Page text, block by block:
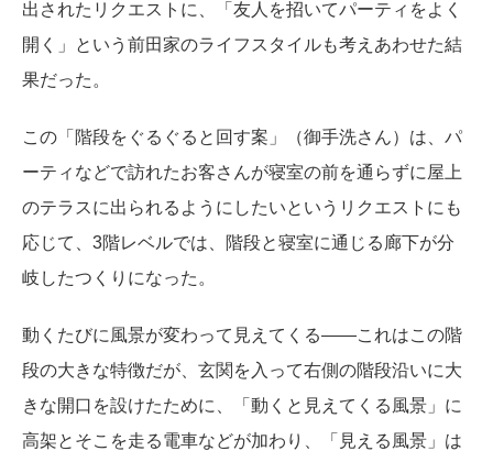
出されたリクエストに、「友人を招いてパーティをよく
開く」という前田家のライフスタイルも考えあわせた結
果だった。
この「階段をぐるぐると回す案」（御手洗さん）は、パ
ーティなどで訪れたお客さんが寝室の前を通らずに屋上
のテラスに出られるようにしたいというリクエストにも
応じて、3階レベルでは、階段と寝室に通じる廊下が分
岐したつくりになった。
動くたびに風景が変わって見えてくる――これはこの階
段の大きな特徴だが、玄関を入って右側の階段沿いに大
きな開口を設けたために、「動くと見えてくる風景」に
高架とそこを走る電車などが加わり、「見える風景」は